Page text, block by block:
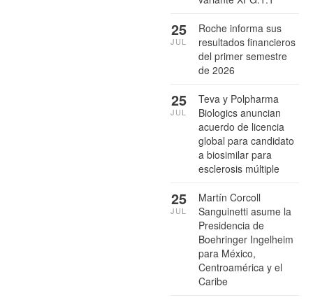
Roche informa sus
resultados financieros
del primer semestre
de 2026
25
JUL
Teva y Polpharma
Biologics anuncian
acuerdo de licencia
global para candidato
a biosimilar para
esclerosis múltiple
25
JUL
Martín Corcoll
Sanguinetti asume la
Presidencia de
Boehringer Ingelheim
para México,
Centroamérica y el
Caribe
25
JUL